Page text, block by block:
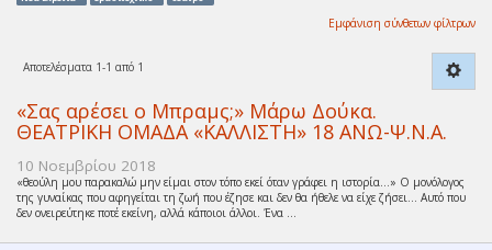
Εμφάνιση σύνθετων φίλτρων
Αποτελέσματα 1-1 από 1
«Σας αρέσει ο Μπραμς;» Μάρω Δούκα.
ΘΕΑΤΡΙΚΗ ΟΜΑΔΑ «ΚΑΛΛΙΣΤΗ» 18 ΑΝΩ-Ψ.Ν.Α.
10 Νοεμβρίου 2018
«θεούλη μου παρακαλώ μην είμαι στον τόπο εκεί όταν γράφει η ιστορία…» Ο μονόλογος
της γυναίκας που αφηγείται τη ζωή που έζησε και δεν θα ήθελε να είχε ζήσει… Αυτό που
δεν ονειρεύτηκε ποτέ εκείνη, αλλά κάποιοι άλλοι. Ένα ...